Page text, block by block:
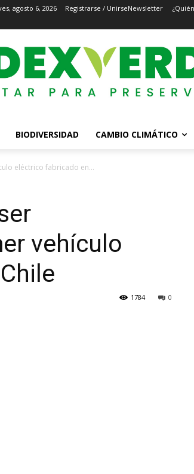
agosto 6, 2026 Registrarse / UnirseNewsletter
BIODIVERSIDAD CAMBIO CLIMÁTICO
eléctrico fabricado en...
vehículo
0
1784